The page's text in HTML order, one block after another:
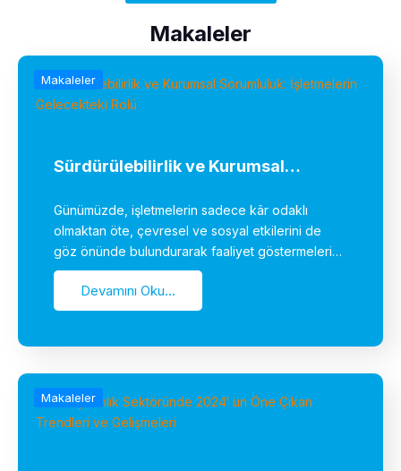
Makaleler
Makaleler
Sürdürülebilirlik ve Kurumsal…
Günümüzde, işletmelerin sadece kâr odaklı
olmaktan öte, çevresel ve sosyal etkilerini de
göz önünde bulundurarak faaliyet göstermeleri…
Devamını Oku...
Makaleler